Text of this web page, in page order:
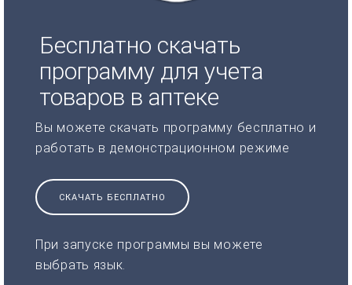
Бесплатно скачать
программу для учета
товаров в аптеке
Вы можете скачать программу бесплатно и
работать в демонстрационном режиме
СКАЧАТЬ БЕСПЛАТНО
При запуске программы вы можете
выбрать язык.